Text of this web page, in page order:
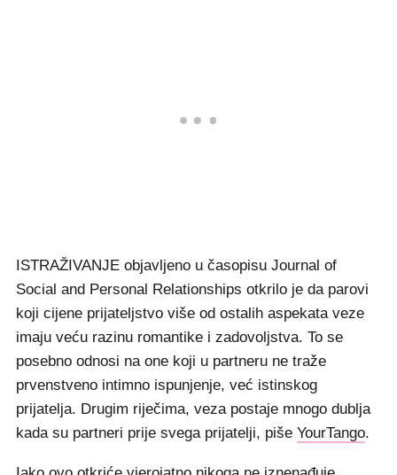
ISTRAŽIVANJE objavljeno u časopisu Journal of
Social and Personal Relationships otkrilo je da parovi
koji cijene prijateljstvo više od ostalih aspekata veze
imaju veću razinu romantike i zadovoljstva. To se
posebno odnosi na one koji u partneru ne traže
prvenstveno intimno ispunjenje, već istinskog
prijatelja. Drugim riječima, veza postaje mnogo dublja
kada su partneri prije svega prijatelji, piše YourTango.